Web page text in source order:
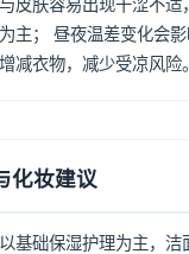
皮肤容易出现干涩不适
主； 昼夜温差变化会
减衣物，减少受凉风险。
化妆建议
基础保湿护理为主，洁